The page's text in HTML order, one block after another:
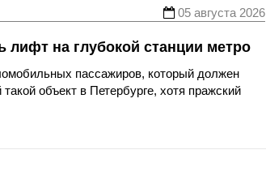
05 августа 2026
лифт на глубокой станции метро
пассажиров, который должен
объект в Петербурге, хотя пражский